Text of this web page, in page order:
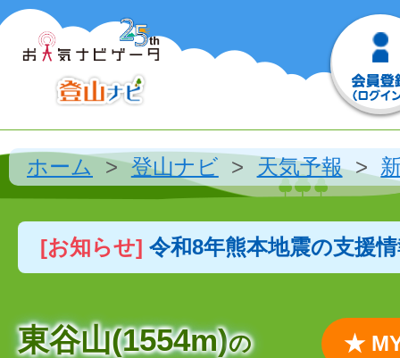
ホーム 登山ナビ 天気予報
[お知らせ] 令和8年熊本地震の支援
東谷山(1554m)の
★